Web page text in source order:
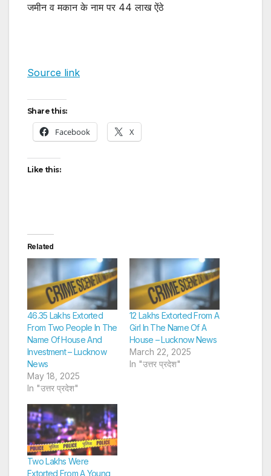
जमीन व मकान के नाम पर 44 लाख ऐंठे
Source link
Share this:
Facebook X
Like this:
Related
46.35 Lakhs Extorted
From Two People In The
Name Of House And
Investment – Lucknow
News
May 18, 2025
In "उत्तर प्रदेश"
12 Lakhs Extorted From A
Girl In The Name Of A
House – Lucknow News
March 22, 2025
In "उत्तर प्रदेश"
Two Lakhs Were
Extorted From A Young